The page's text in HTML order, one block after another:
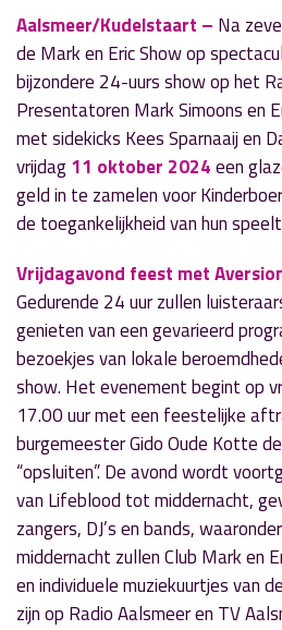
Aalsmeer/Kudelstaart – Na
de Mark en Eric Show op
bijzondere 24-uurs show op het
Presentatoren Mark Simoons en
met sidekicks Kees Sparnaaij en
vrijdag11 oktober 2024een
geld in te zamelen voor
de toegankelijkheid van hun
Vrijdagavond feest met
Gedurende 24 uur zullen
genieten van een gevarieerd
bezoekjes van lokale
show. Het evenement begint op
17.00 uur met een feestelijke
burgemeester Gido Oude Kotte
“opsluiten”. De avond wordt
van Lifeblood tot middernacht,
zangers, DJ’s en bands,
middernacht zullen Club Mark en
en individuele muziekuurtjes van
zijn op Radio Aalsmeer en TV